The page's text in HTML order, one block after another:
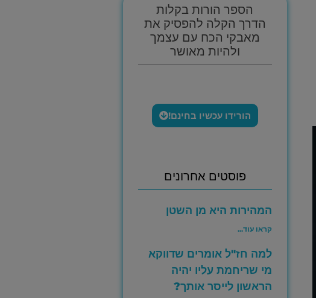
הספר הורות בקלות
הדרך הקלה להפסיק את
מאבקי הכח עם עצמך
ולהיות מאושר
הורידו עכשיו בחינם!
פוסטים אחרונים
המהירות היא מן השטן
קראו עוד...
למה חז"ל אומרים שדווקא
מי שריחמת עליו יהיה
הראשון לייסר אותך?